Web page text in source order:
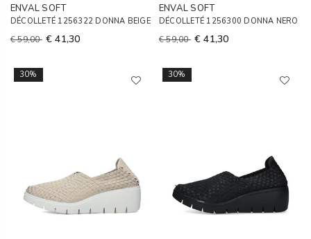
ENVAL SOFT
DÉCOLLETÉ 1256322 DONNA BEIGE
€ 59,00 € 41,30
ENVAL SOFT
DÉCOLLETÉ 1256300 DONNA NERO
€ 59,00 € 41,30
30% 30%